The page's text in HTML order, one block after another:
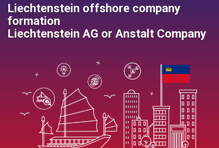
Liechtenstein offshore company
formation
Liechtenstein AG or Anstalt Company